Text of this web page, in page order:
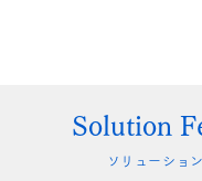
Solution
ソリューショ